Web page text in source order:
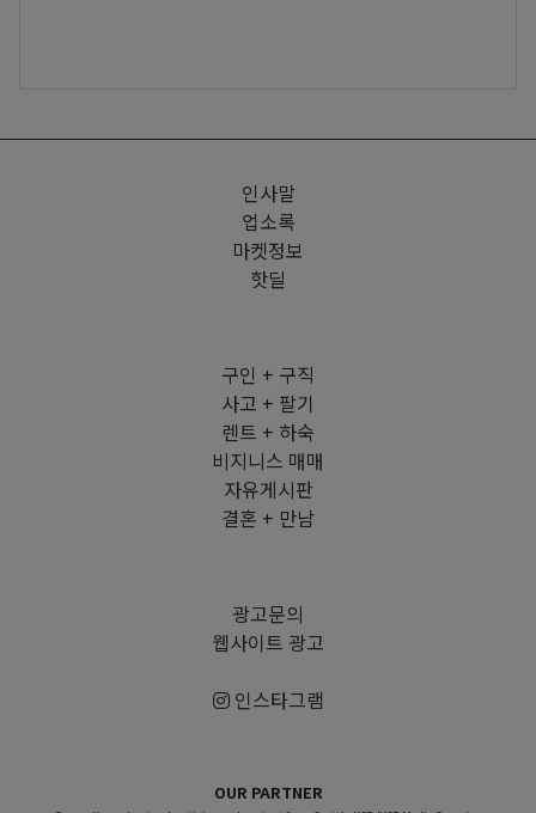
인사말
업소록
마켓정보
핫딜
구인 + 구직
사고 + 팔기
렌트 + 하숙
비지니스 매매
자유게시판
결혼 + 만남
광고문의
웹사이트 광고
인스타그램
OUR PARTNER